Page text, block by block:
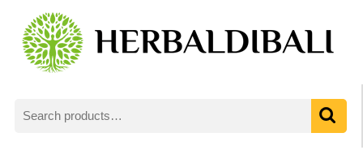
content
for: